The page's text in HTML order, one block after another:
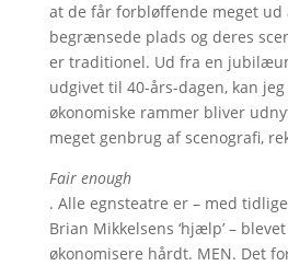
at de får forbløffende meget ud
begrænsede plads og deres
er traditionel. Ud fra en
udgivet til 40-års-dagen, kan
økonomiske rammer bliver
meget genbrug af scenografi,
Fair enough
. Alle egnsteatre er – med
Brian Mikkelsens ‘hjælp’ –
økonomisere hårdt. MEN. Det